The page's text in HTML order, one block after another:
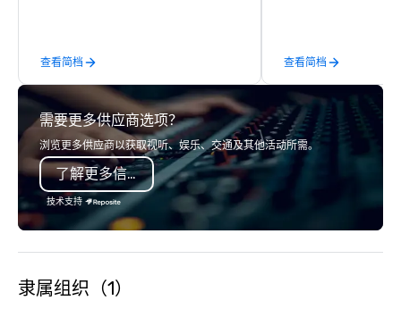
catering industry.
查看简档 查看简档
需要更多供应商选项？
浏览更多供应商以获取视听、娱乐、交通及其他活动所需。
了解更多信息
技术支持
隶属组织（1）